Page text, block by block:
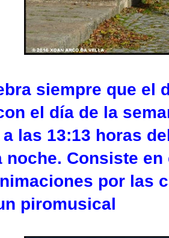
siempre que el
el día de la
las 13:13 horas
noche. Consiste
por las
piromusical